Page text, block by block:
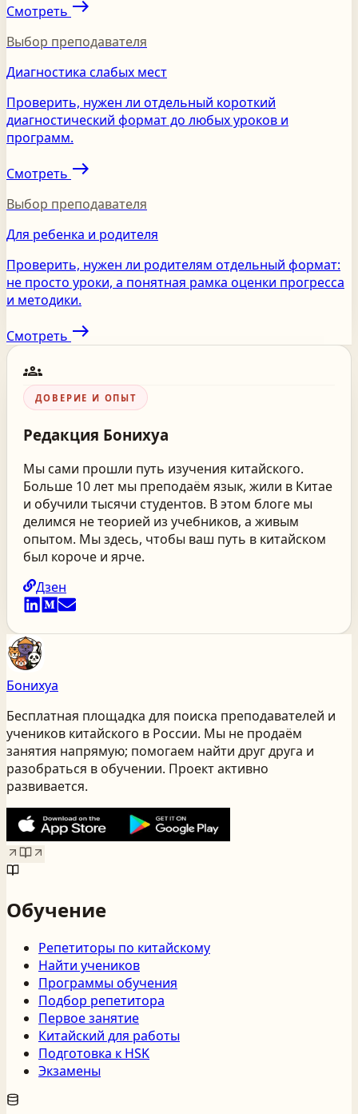
Смотреть east
Выбор преподавателя
Диагностика слабых мест
Проверить, нужен ли отдельный короткий
диагностический формат до любых уроков и
программ.
Смотреть east
Выбор преподавателя
Для ребенка и родителя
Проверить, нужен ли родителям отдельный формат:
не просто уроки, а понятная рамка оценки прогресса
и методики.
Смотреть east
groups
ДОВЕРИЕ И ОПЫТ
Редакция Бонихуа
Мы сами прошли путь изучения китайского.
Больше 10 лет мы преподаём язык, жили в Китае
и обучили тысячи студентов. В этом блоге мы
делимся не теорией из учебников, а живым
опытом. Мы здесь, чтобы ваш путь в китайском
был короче и ярче.
Дзен
Бонихуа
Бесплатная площадка для поиска преподавателей и
учеников китайского в России. Мы не продаём
занятия напрямую; помогаем найти друг друга и
разобраться в обучении. Проект активно
развивается.
Обучение
Репетиторы по китайскому
Найти учеников
Программы обучения
Подбор репетитора
Первое занятие
Китайский для работы
Подготовка к HSK
Экзамены